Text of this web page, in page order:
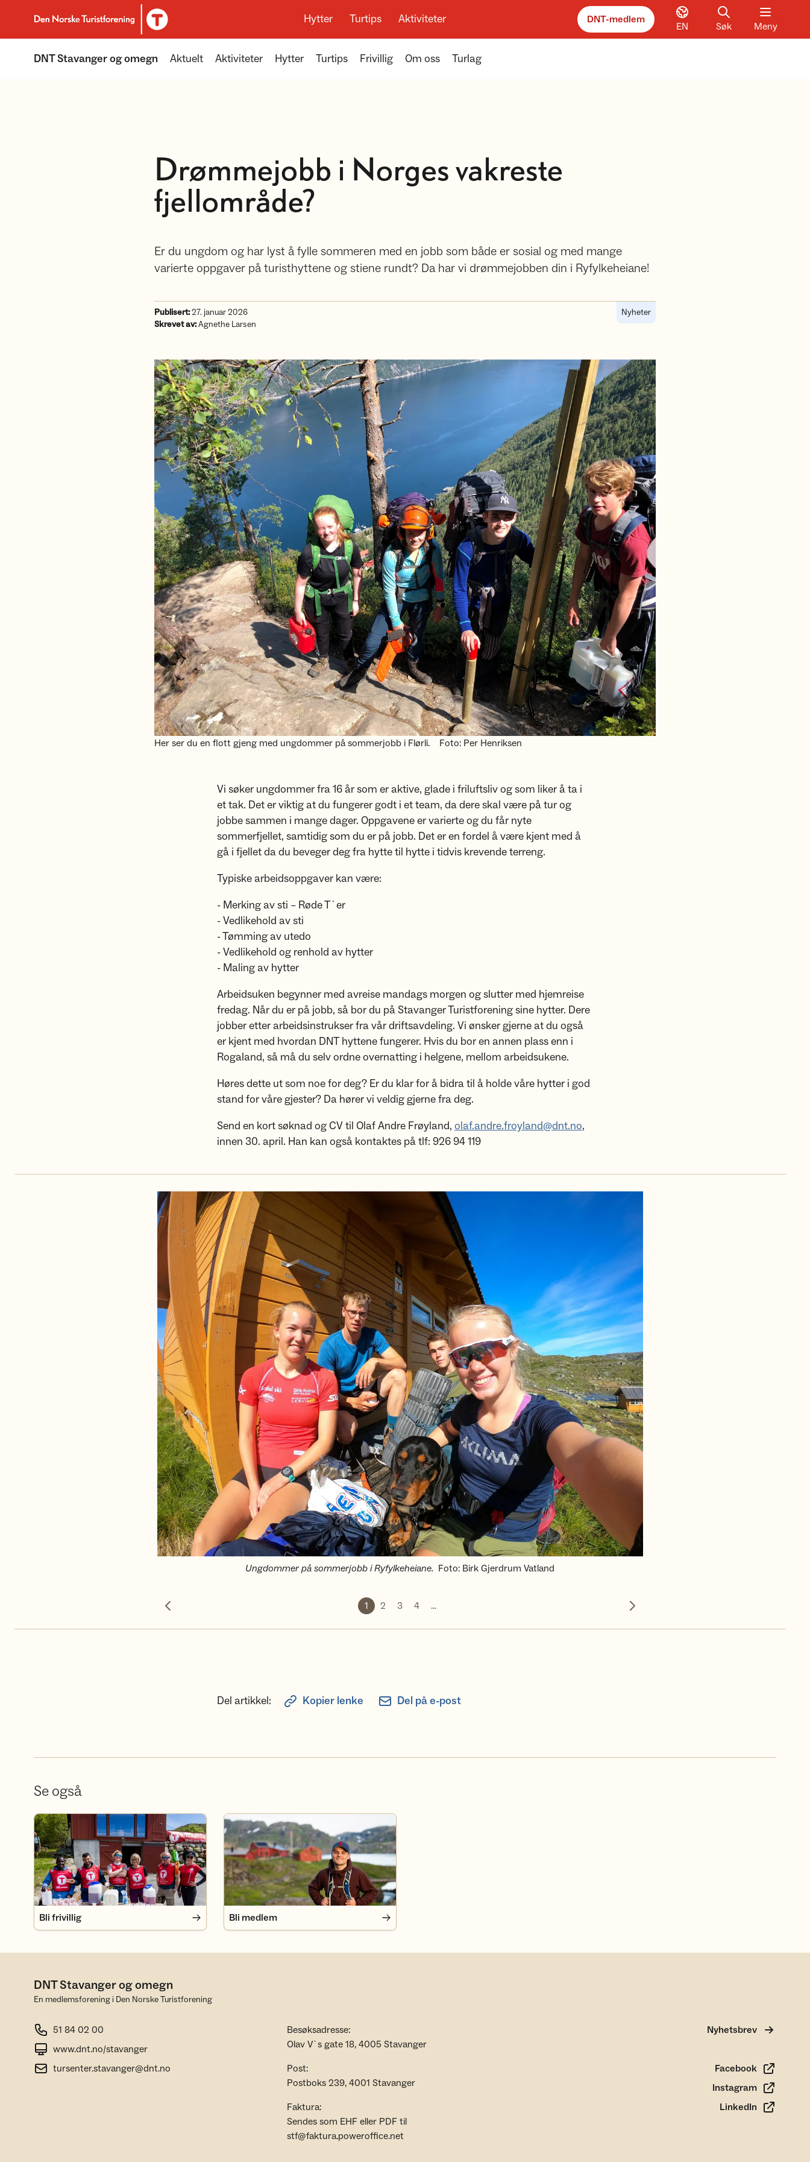
Til DNT.no forside
Hytter Turtips Aktiviteter DNT-medlem
EN Søk Meny
DNT Stavanger og omegn Aktuelt Aktiviteter Hytter Turtips Frivillig Om oss Turlag
Drømmejobb i Norges vakreste
fjellområde?
Er du ungdom og har lyst å fylle sommeren med en jobb som både er sosial og med mange
varierte oppgaver på turisthyttene og stiene rundt? Da har vi drømmejobben din i Ryfylkeheiane!
Publisert:27. januar 2026
Skrevet av:Agnethe Larsen
Nyheter
Her ser du en flott gjeng med ungdommer på sommerjobb i Flørli. Foto: Per Henriksen
Vi søker ungdommer fra 16 år som er aktive, glade i friluftsliv og som liker å ta i
et tak. Det er viktig at du fungerer godt i et team, da dere skal være på tur og
jobbe sammen i mange dager. Oppgavene er varierte og du får nyte
sommerfjellet, samtidig som du er på jobb. Det er en fordel å være kjent med å
gå i fjellet da du beveger deg fra hytte til hytte i tidvis krevende terreng.
Typiske arbeidsoppgaver kan være:
- Merking av sti – Røde T`er
- Vedlikehold av sti
- Tømming av utedo
- Vedlikehold og renhold av hytter
- Maling av hytter
Arbeidsuken begynner med avreise mandags morgen og slutter med hjemreise
fredag. Når du er på jobb, så bor du på Stavanger Turistforening sine hytter. Dere
jobber etter arbeidsinstrukser fra vår driftsavdeling. Vi ønsker gjerne at du også
er kjent med hvordan DNT hyttene fungerer. Hvis du bor en annen plass enn i
Rogaland, så må du selv ordne overnatting i helgene, mellom arbeidsukene.
Høres dette ut som noe for deg? Er du klar for å bidra til å holde våre hytter i god
stand for våre gjester? Da hører vi veldig gjerne fra deg.
Send en kort søknad og CV til Olaf Andre Frøyland, olaf.andre.froyland@dnt.no,
innen 30. april. Han kan også kontaktes på tlf: 926 94 119
Ungdommer på sommerjobb i Ryfylkeheiane. Foto: Birk Gjerdrum Vatland
Forrige bilde
1 2 3 4 ...
Neste bilde
Del artikkel: Kopier lenke Del på e-post
Se også
Bli frivillig
Bli frivillig
Bli medlem
Bli medlem
DNT Stavanger og omegn
En medlemsforening i Den Norske Turistforening
51 84 02 00
www.dnt.no/stavanger
tursenter.stavanger@dnt.no
Besøksadresse:
Olav V`s gate 18, 4005 Stavanger
Post:
Postboks 239, 4001 Stavanger
Faktura:
Sendes som EHF eller PDF til
stf@faktura.poweroffice.net
Nyhetsbrev
Facebook
Instagram
LinkedIn